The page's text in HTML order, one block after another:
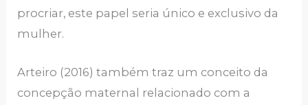
procriar, este papel seria único e exclusivo da
mulher.
Arteiro (2016) também traz um conceito da
concepção maternal relacionado com a